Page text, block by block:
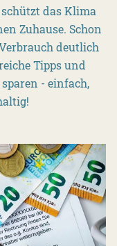
das Klima
Zuhause. Schon
deutlich
Tipps und
- einfach,